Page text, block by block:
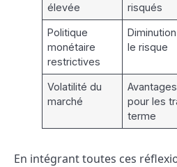
élevée
risqués
Politique
monétaire
restrictives
le risque
Volatilité du
marché
pour les
terme
En intégrant toutes ces